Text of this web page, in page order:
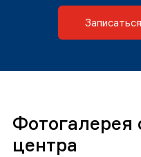
Фотогалерея
центра